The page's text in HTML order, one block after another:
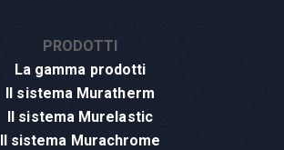
PRODOTTI
La gamma prodotti
Il sistema Muratherm
Il sistema Murelastic
Il sistema Murachrome